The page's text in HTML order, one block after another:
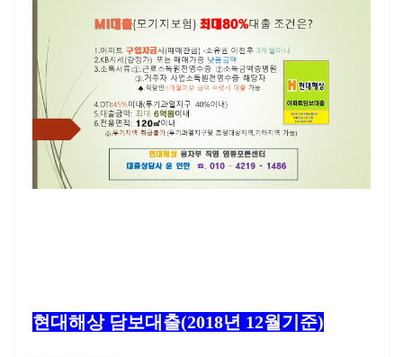
현대해상 담보대출(2018년 12월기준)